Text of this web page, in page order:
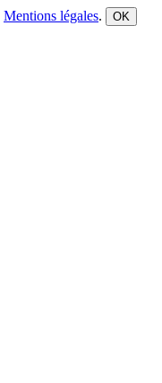
Mentions légales. OK